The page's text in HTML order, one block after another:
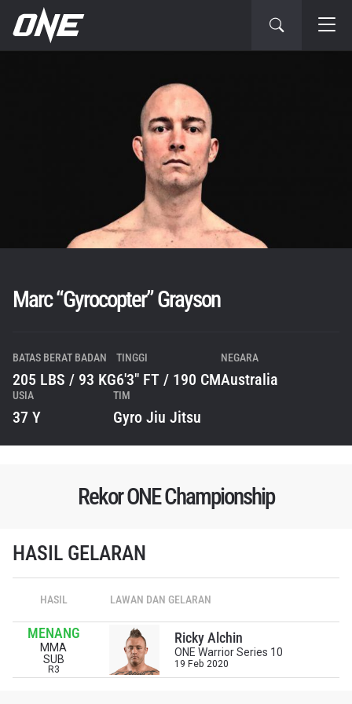
Marc “Gyrocopter” Grayson
BATAS BERAT BADAN
205 LBS / 93 KG
TINGGI
6'3" FT / 190 CM
NEGARA
Australia
USIA
37 Y
TIM
Gyro Jiu Jitsu
Rekor ONE Championship
HASIL GELARAN
HASIL LAWAN DAN GELARAN
MENANG
MMA
SUB
R3
Ricky Alchin
ONE Warrior Series 10
19 Feb 2020
LAWAN
IKUTI PERKEMBANGAN TERBARU
Bawa ONE Championship kemana pun anda pergi!
terbaru, tawaran spesial, dan akses awal untuk kursi
terbaik di gelaran langsung kami.
EMAIL